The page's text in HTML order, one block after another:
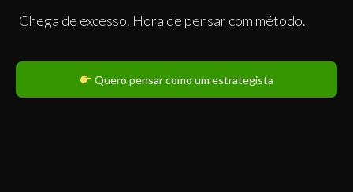
Chega de excesso. Hora de pensar com método.
Quero pensar como um estrategista